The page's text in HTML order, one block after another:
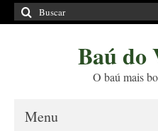
Buscar
por:
Baú do
O baú mais
Menu